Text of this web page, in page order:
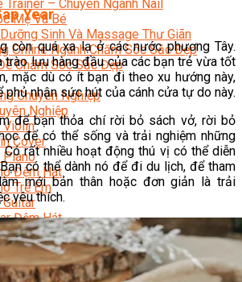
Trainer – Chuyên Ngành Nail
Mẹ Và Bé
Sinh Và Massage Thư Giãn
Online Ngành Chăm Sóc Sắc Đẹp
Chăm Sóc Sắc Đẹp
Chuyên Nghiệp
Nghiệp
Violin
Cover
Piano
Đệm Hát
Trẻ Em
Đệm Hát
Guitar (Guitar Điện)
Guitar Cover
Year
còn quá xa lạ ở các nước phương Tây.
trào lưu hàng đầu của các bạn trẻ vừa tốt
mặc dù có ít bạn đi theo xu hướng này,
phủ nhận sức hút của cánh cửa tự do này.
để bạn thỏa chí rời bỏ sách vở, rời bỏ
để có thể sống và trải nghiệm những
Có rất nhiều hoạt động thú vị có thể diễn
có thể dành nó để đi du lịch, để tham
mới bản thân hoặc đơn giản là trải
yêu thích.